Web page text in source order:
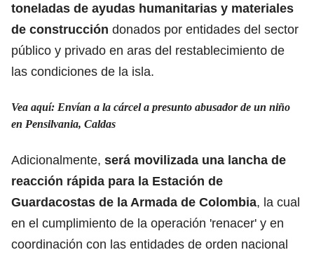
toneladas de ayudas humanitarias y materiales
de construcción donados por entidades del sector
público y privado en aras del restablecimiento de
las condiciones de la isla.
Vea aquí: Envían a la cárcel a presunto abusador de un niño
en Pensilvania, Caldas
Adicionalmente, será movilizada una lancha de
reacción rápida para la Estación de
Guardacostas de la Armada de Colombia, la cual
en el cumplimiento de la operación 'renacer' y en
coordinación con las entidades de orden nacional